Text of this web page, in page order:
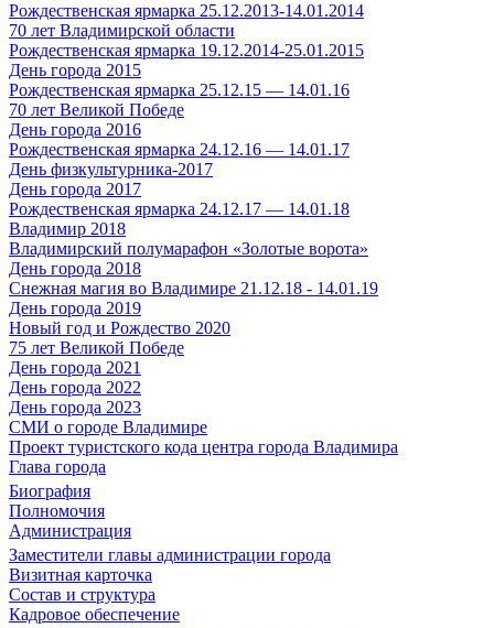
Рождественская ярмарка 25.12.2013-14.01.2014
70 лет Владимирской области
Рождественская ярмарка 19.12.2014-25.01.2015
День города 2015
Рождественская ярмарка 25.12.15 — 14.01.16
70 лет Великой Победе
День города 2016
Рождественская ярмарка 24.12.16 — 14.01.17
День физкультурника-2017
День города 2017
Рождественская ярмарка 24.12.17 — 14.01.18
Владимир 2018
Владимирский полумарафон «Золотые ворота»
День города 2018
Снежная магия во Владимире 21.12.18 - 14.01.19
День города 2019
Новый год и Рождество 2020
75 лет Великой Победе
День города 2021
День города 2022
День города 2023
СМИ о городе Владимире
Проект туристского кода центра города Владимира
Глава города
Биография
Полномочия
Администрация
Заместители главы администрации города
Визитная карточка
Состав и структура
Кадровое обеспечение